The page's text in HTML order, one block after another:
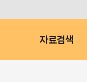
자료검색